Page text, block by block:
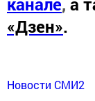
«Дзен».
Новости СМИ2